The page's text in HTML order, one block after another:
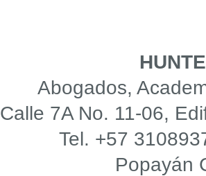
Abogados,
Calle 7A No. 11-06,
Tel. +57
Popayán